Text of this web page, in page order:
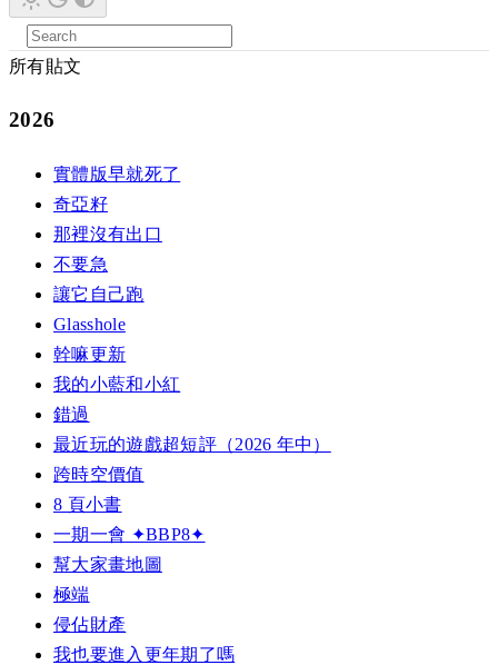
所有貼文
2026
實體版早就死了
奇亞籽
那裡沒有出口
不要急
讓它自己跑
Glasshole
幹嘛更新
我的小藍和小紅
錯過
最近玩的遊戲超短評（2026 年中）
跨時空價值
8 頁小書
一期一會 ✦BBP8✦
幫大家畫地圖
極端
侵佔財產
我也要進入更年期了嗎